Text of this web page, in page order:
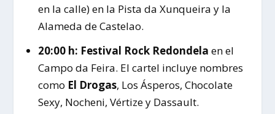
en la calle) en la Pista da Xunqueira y la
Alameda de Castelao.
20:00 h: Festival Rock Redondela en el
Campo da Feira. El cartel incluye nombres
como El Drogas, Los Ásperos, Chocolate
Sexy, Nocheni, Vértize y Dassault.